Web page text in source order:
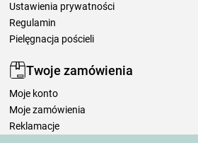
Ustawienia prywatności
Regulamin
Pielęgnacja pościeli
Twoje zamówienia
Moje konto
Moje zamówienia
Reklamacje